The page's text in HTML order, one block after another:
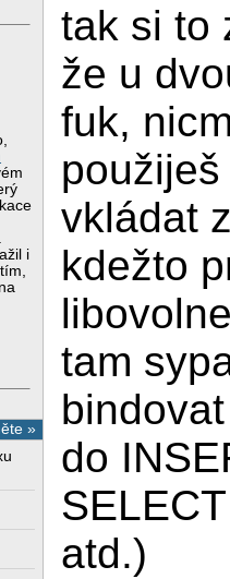
i
»
tak si to
že u
fuk,
vkládat
kdežto
tam
do
atd.)